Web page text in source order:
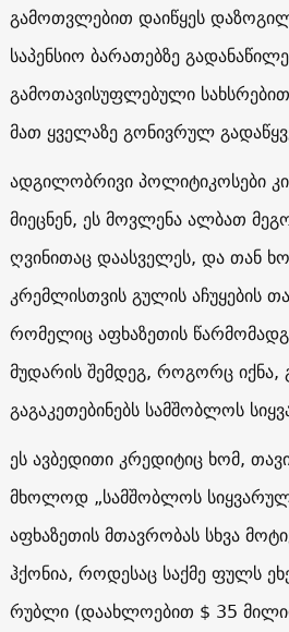
გამოთვლებით დაიწყეს
საპენსიო ბარათებზე
გამოთავისუფლებული
მათ ყველაზე გონივრულ
ადგილობრივი პოლიტიკოსები
მიეცნენ, ეს მოვლენა ალბათ
ღვინითაც დაასველეს, და თან
კრემლისთვის გულის აჩუყების
რომელიც აფხაზეთის
მუდარის შემდეგ, როგორც იქნა,
გაგაკეთებინებს სამშობლოს
ეს ავბედითი კრედიტიც ხომ,
მხოლოდ „სამშობლოს
აფხაზეთის მთავრობას სხვა
ჰქონია, როდესაც საქმე ფულს
რუბლი (დაახლოებით $ 35